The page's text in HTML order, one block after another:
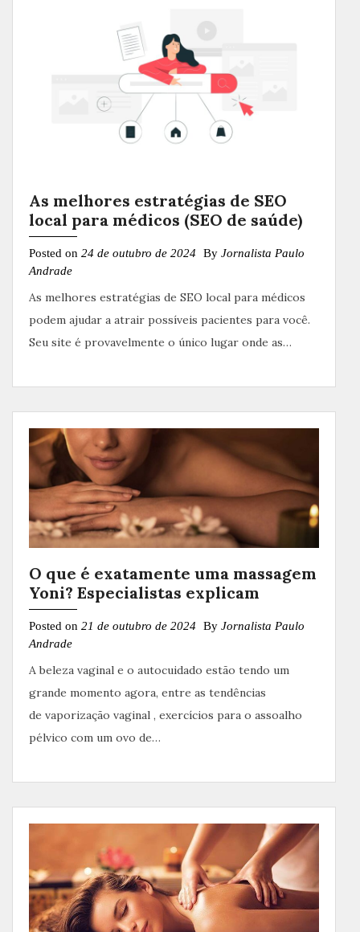
As melhores estratégias de SEO
local para médicos (SEO de saúde)
Posted on 24 de outubro de 2024 By Jornalista Paulo
Andrade
As melhores estratégias de SEO local para médicos
podem ajudar a atrair possíveis pacientes para você.
Seu site é provavelmente o único lugar onde as…
O que é exatamente uma massagem
Yoni? Especialistas explicam
Posted on 21 de outubro de 2024 By Jornalista Paulo
Andrade
A beleza vaginal e o autocuidado estão tendo um
grande momento agora, entre as tendências
de vaporização vaginal , exercícios para o assoalho
pélvico com um ovo de…